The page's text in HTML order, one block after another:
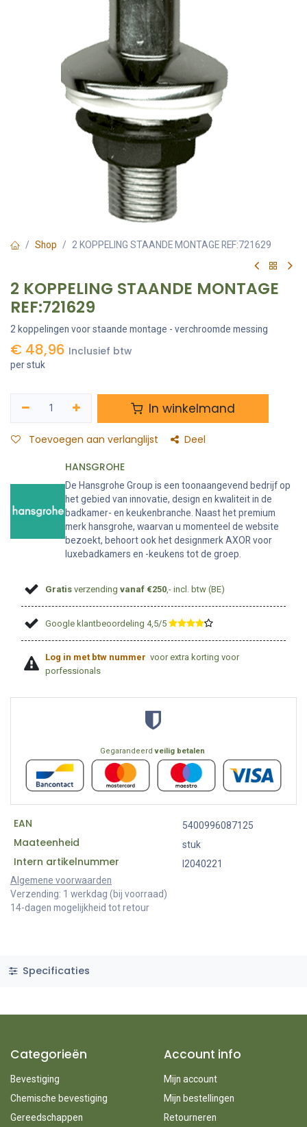
Shop 2 KOPPELING STAANDE MONTAGE REF:721629
2 KOPPELING STAANDE MONTAGE
REF:721629
2 koppelingen voor staande montage - verchroomde messing
€ 48,96 Inclusief btw
per stuk
In winkelmand
Toevoegen aan verlanglijst Deel
HANSGROHE
De Hansgrohe Group is een toonaangevend bedrijf op
het gebied van innovatie, design en kwaliteit in de
badkamer- en keukenbranche. Naast het premium
merk hansgrohe, waarvan u momenteel de website
bezoekt, behoort ook het designmerk AXOR voor
luxebadkamers en -keukens tot de groep.
Gratis verzendingvanaf €250 ,- incl. btw (BE)
Google klantbeoordeling 4,5/5 ​
Log in met btw nummer voor extra korting voor
porfessionals
Gegarandeerdveilig betalen
EAN 5400996087125
Maateenheid stuk
Intern artikelnummer
I2040221
Algemene voorwaarden
Verzending: 1 werkdag (bij voorraad)
14-dagen mogelijkheid tot retour
Specificaties
Categorieën
Bevestiging
Chemische bevestiging
Gereedschappen
Account info
Mijn account
Mijn bestellingen
Retourneren